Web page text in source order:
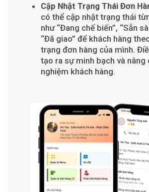
Cập Nhật Trạng Thái Đơn
có thể cập nhật trạng thái
như “Đang chế biến”, “Sẵn
“Đã giao” để khách hàng
trạng đơn hàng của mình.
tạo ra sự minh bạch và nâng
nghiệm khách hàng.